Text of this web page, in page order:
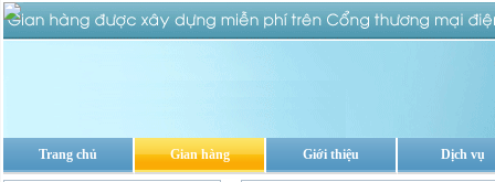
Trang chủ Gian hàng Giới thiệu Dịch vụ